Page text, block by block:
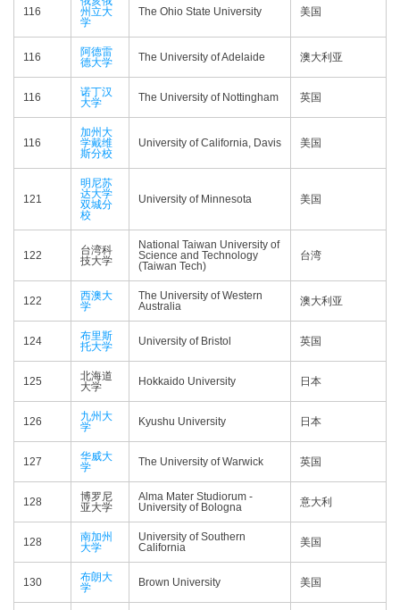
116
州立大
学
The Ohio State University 美国
116
阿德雷
德大学
The University of Adelaide 澳大利亚
116
诺丁汉
大学
The University of Nottingham 英国
116
加州大
学戴维
斯分校
University of California, Davis 美国
121
明尼苏
达大学
双城分
校
University of Minnesota 美国
122
台湾科
技大学
National Taiwan University of
Science and Technology
(Taiwan Tech)
台湾
122
西澳大
学
The University of Western
Australia
澳大利亚
124
布里斯
托大学
University of Bristol 英国
125
北海道
大学
Hokkaido University 日本
126
九州大
学
Kyushu University 日本
127
华威大
学
The University of Warwick 英国
128
博罗尼
亚大学
Alma Mater Studiorum -
University of Bologna
意大利
128
南加州
大学
University of Southern
California
美国
130
布朗大
学
Brown University 美国